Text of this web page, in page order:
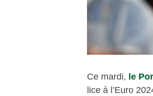
Ce mardi, le
lice à l’Euro